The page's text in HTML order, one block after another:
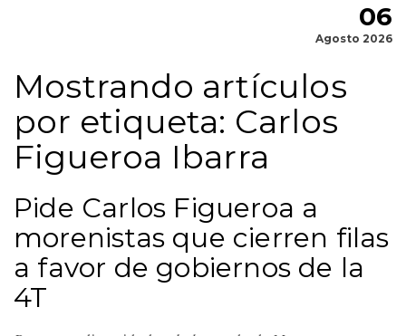
06
Agosto 2026
Mostrando artículos
por etiqueta: Carlos
Figueroa Ibarra
Pide Carlos Figueroa a
morenistas que cierren filas
a favor de gobiernos de la
4T